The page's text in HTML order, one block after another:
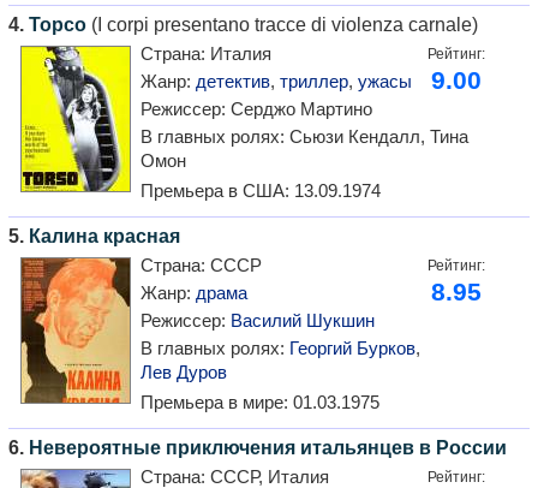
4. Торсо (I corpi presentano tracce di violenza carnale)
Рейтинг:
9.00
Страна: Италия
Жанр: детектив, триллер, ужасы
Режиссер: Серджо Мартино
В главных ролях: Сьюзи Кендалл, Тина
Омон
Премьера в США: 13.09.1974
5. Калина красная
Рейтинг:
8.95
Страна: СССР
Жанр: драма
Режиссер: Василий Шукшин
В главных ролях: Георгий Бурков,
Лев Дуров
Премьера в мире: 01.03.1975
6. Невероятные приключения итальянцев в России
Рейтинг:
Страна: СССР, Италия